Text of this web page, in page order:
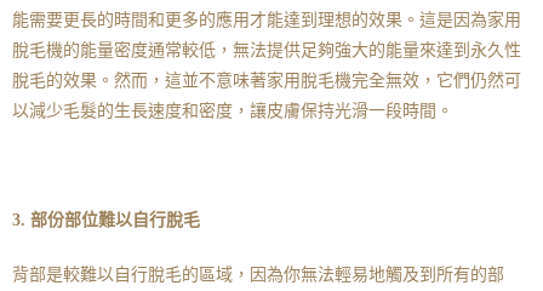
能需要更長的時間和更多的應用才能達到理想的效果。這是因為家用
脫毛機的能量密度通常較低，無法提供足夠強大的能量來達到永久性
脫毛的效果。然而，這並不意味著家用脫毛機完全無效，它們仍然可
以減少毛髮的生長速度和密度，讓皮膚保持光滑一段時間。
3. 部份部位難以自行脫毛
背部是較難以自行脫毛的區域，因為你無法輕易地觸及到所有的部